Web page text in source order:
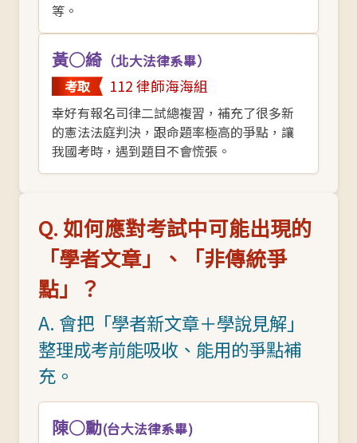
等。
黃○綺 （北大法律系畢）
考取
112 律師海海組
幸好有報名司律二試總複習，補充了很多新
的憲法法庭判決，跟命題率極高的爭點，讓
我國考時，遇到題目不會慌張。
Q. 如何應對考試中可能出現的
「學者文章」、「非傳統爭
點」？
A. 會把「學者新文章＋學說見解」
整理成考前能吸收、能用的爭點補
充。
陳○勳(台大法律系畢)